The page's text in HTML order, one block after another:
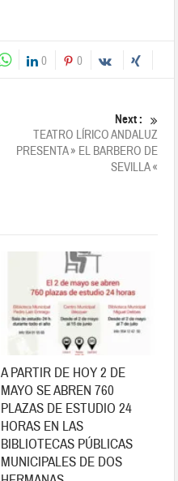
0 0
Next :
TEATRO LÍRICO ANDALUZ
PRESENTA » EL BARBERO DE
SEVILLA «
A PARTIR DE HOY 2 DE
MAYO SE ABREN 760
PLAZAS DE ESTUDIO 24
HORAS EN LAS
BIBLIOTECAS PÚBLICAS
MUNICIPALES DE DOS